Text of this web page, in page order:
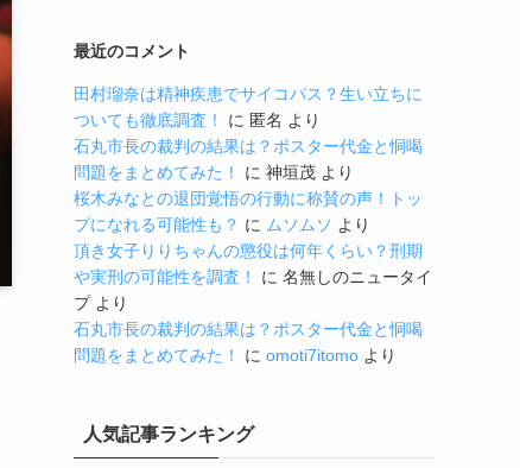
最近のコメント
田村瑠奈は精神疾患でサイコパス？生い立ちに
ついても徹底調査！
に 匿名 より
石丸市長の裁判の結果は？ポスター代金と恫喝
問題をまとめてみた！
に 神垣茂 より
桜木みなとの退団覚悟の行動に称賛の声！トッ
プになれる可能性も？ に ムソムソ より
頂き女子りりちゃんの懲役は何年くらい？刑期
や実刑の可能性を調査！
に 名無しのニュータイ
プより
石丸市長の裁判の結果は？ポスター代金と恫喝
問題をまとめてみた！
に omoti7itomo より
人気記事ランキング